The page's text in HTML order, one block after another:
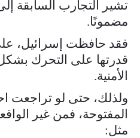
تشير التجارب السابقة
مضمونًا.
فقد حافظت إسرائيل،
قدرتها على التحرك
الأمنية.
ولذلك، حتى لو تراجعت
المفتوحة، فمن غير
مثل: